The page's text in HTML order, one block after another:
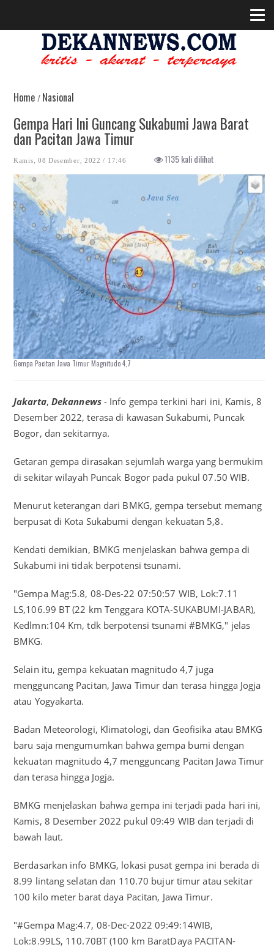
Home/Nasional
Gempa Hari Ini Guncang Sukabumi Jawa Barat
dan Pacitan Jawa Timur
Kamis, 08 Desember, 2022 / 17:46 1135 kali dilihat
Gempa Pacitan Jawa Timur Magnitudo 4,7
Jakarta, Dekannews- Info gempa terkini hari ini, Kamis, 8
Desember 2022, terasa di kawasan Sukabumi, Puncak
Bogor, dan sekitarnya.
Getaran gempa dirasakan sejumlah warga yang bermukim
di sekitar wilayah Puncak Bogor pada pukul 07.50 WIB.
Menurut keterangan dari BMKG, gempa tersebut memang
berpusat di Kota Sukabumi dengan kekuatan 5,8.
Kendati demikian, BMKG menjelaskan bahwa gempa di
Sukabumi ini tidak berpotensi tsunami.
"Gempa Mag:5.8, 08-Des-22 07:50:57 WIB, Lok:7.11
LS,106.99 BT (22 km Tenggara KOTA-SUKABUMI-JABAR),
Kedlmn:104 Km, tdk berpotensi tsunami #BMKG," jelas
BMKG.
Selain itu, gempa kekuatan magnitudo 4,7 juga
mengguncang Pacitan, Jawa Timur dan terasa hingga Jogja
atau Yogyakarta.
Badan Meteorologi, Klimatologi, dan Geofisika atau BMKG
baru saja mengumumkan bahwa gempa bumi dengan
kekuatan magnitudo 4,7 mengguncang Pacitan Jawa Timur
dan terasa hingga Jogja.
BMKG menjelaskan bahwa gempa ini terjadi pada hari ini,
Kamis, 8 Desember 2022 pukul 09:49 WIB dan terjadi di
bawah laut.
Berdasarkan info BMKG, lokasi pusat gempa ini berada di
8.99 lintang selatan dan 110.70 bujur timur atau sekitar
100 kilo meter barat daya Pacitan, Jawa Timur.
"#Gempa Mag:4.7, 08-Dec-2022 09:49:14WIB,
Lok:8.99LS, 110.70BT (100 km BaratDaya PACITAN-